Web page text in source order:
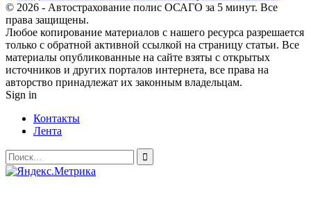
© 2026 - Автострахование полис ОСАГО за 5 минут. Все
права защищены.
Любое копирование материалов с нашего ресурса разрешается
только с обратной активной ссылкой на страницу статьи. Все
материалы опубликованные на сайте взяты с открытых
источников и других порталов интернета, все права на
авторство принадлежат их законным владельцам.
Sign in
Контакты
Лента